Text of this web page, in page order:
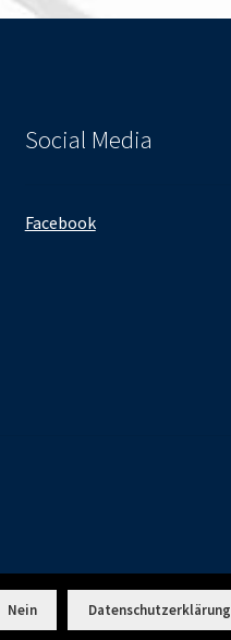
Social Media
Facebook
Nein Datenschutzerklärung